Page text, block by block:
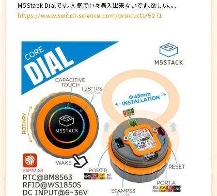
M5Stack Dialです。人気で中々購入出来ないです。欲しい。。、
https://www.switch-science.com/products/9271